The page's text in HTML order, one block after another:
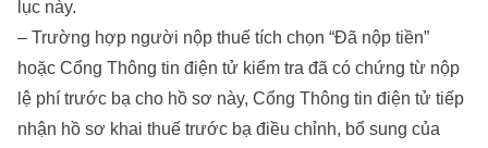
lục này.
– Trường hợp người nộp thuế tích chọn “Đã nộp tiền”
hoặc Cổng Thông tin điện tử kiểm tra đã có chứng từ nộp
lệ phí trước bạ cho hồ sơ này, Cổng Thông tin điện tử tiếp
nhận hồ sơ khai thuế trước bạ điều chỉnh, bổ sung của